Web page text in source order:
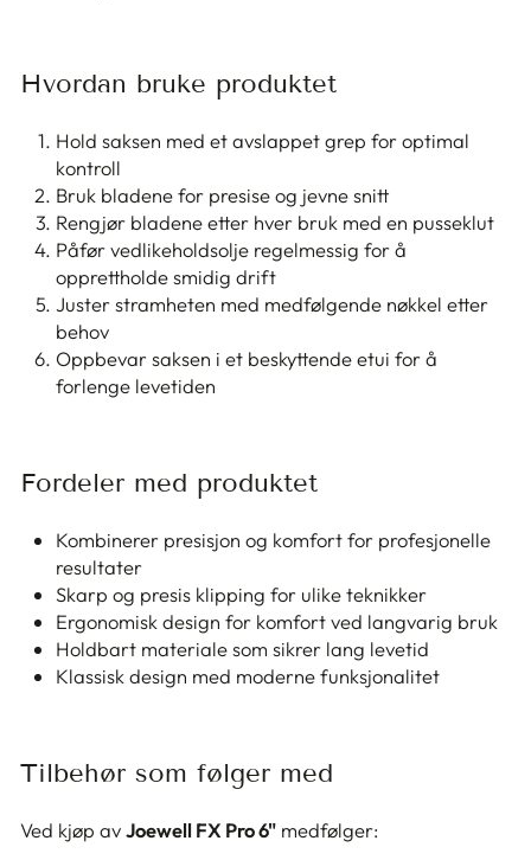
Hvordan bruke produktet
Hold saksen med et avslappet grep for optimal
kontroll
Bruk bladene for presise og jevne snitt
Rengjør bladene etter hver bruk med en pusseklut
Påfør vedlikeholdsolje regelmessig for å
opprettholde smidig drift
Juster stramheten med medfølgende nøkkel etter
behov
Oppbevar saksen i et beskyttende etui for å
forlenge levetiden
Fordeler med produktet
Kombinerer presisjon og komfort for profesjonelle
resultater
Skarp og presis klipping for ulike teknikker
Ergonomisk design for komfort ved langvarig bruk
Holdbart materiale som sikrer lang levetid
Klassisk design med moderne funksjonalitet
Tilbehør som følger med
Ved kjøp avJoewell FX Pro 6" medfølger: